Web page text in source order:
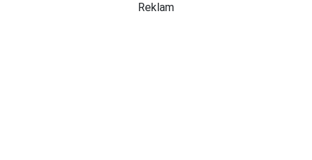
Reklam